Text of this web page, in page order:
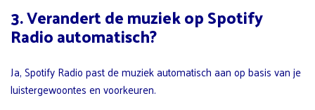
3. Verandert de muziek op Spotify
Radio automatisch?
Ja, Spotify Radio past de muziek automatisch aan op basis van je
luistergewoontes en voorkeuren.